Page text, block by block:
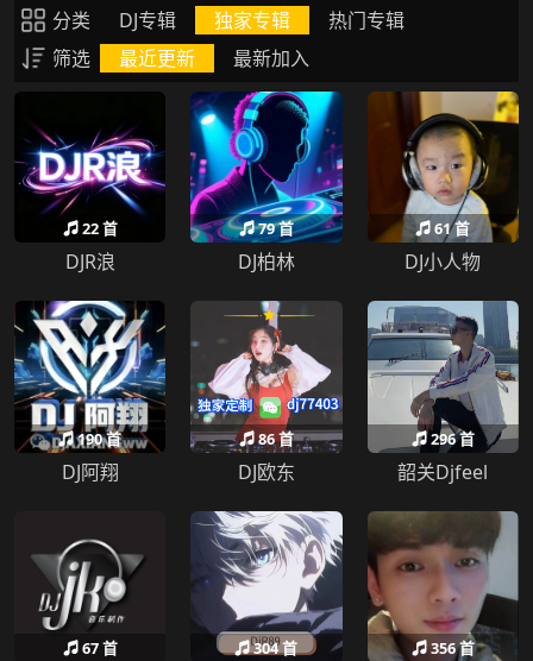
分类 DJ专辑 独家专辑
热门专辑
筛选
最近更新 最新加入
22 首
DJR浪
79 首
DJ柏林
61 首
DJ小人物
190 首
DJ阿翔
86 首
DJ欧东
296 首
韶关Djfeel
67 首 304 首 356 首